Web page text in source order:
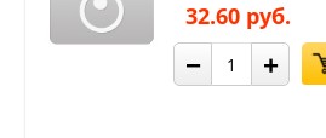
32.60 руб.
− +